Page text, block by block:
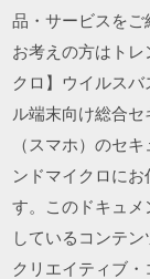
品・サービスを
お考えの方はト
クロ】ウイルス
ル端末向け総合
（スマホ）のセ
ンドマイクロに
す。このドキュ
しているコンテ
クリエイティブ